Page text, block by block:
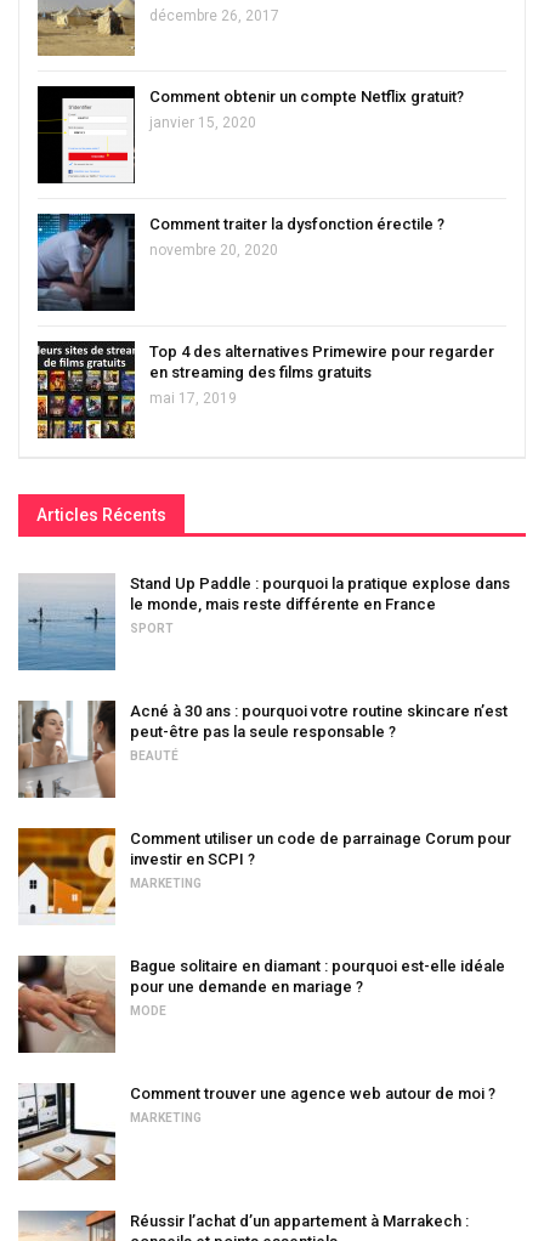
décembre 26, 2017
Comment obtenir un compte Netflix gratuit?
janvier 15, 2020
Comment traiter la dysfonction érectile ?
novembre 20, 2020
Top 4 des alternatives Primewire pour regarder
en streaming des films gratuits
mai 17, 2019
Articles Récents
Stand Up Paddle : pourquoi la pratique explose dans
le monde, mais reste différente en France
SPORT
Acné à 30 ans : pourquoi votre routine skincare n’est
peut-être pas la seule responsable ?
BEAUTÉ
Comment utiliser un code de parrainage Corum pour
investir en SCPI ?
MARKETING
Bague solitaire en diamant : pourquoi est-elle idéale
pour une demande en mariage ?
MODE
Comment trouver une agence web autour de moi ?
MARKETING
Réussir l’achat d’un appartement à Marrakech :